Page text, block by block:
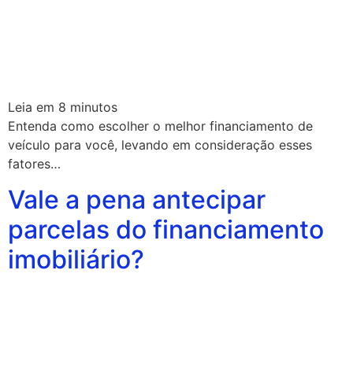
Leia em 8 minutos
Entenda como escolher o melhor financiamento de
veículo para você, levando em consideração esses
fatores…
Vale a pena antecipar
parcelas do financiamento
imobiliário?